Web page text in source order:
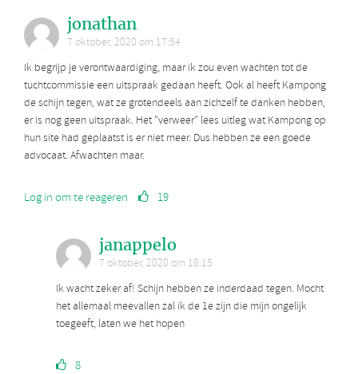
jonathan
7 oktober, 2020 om 17:54
Ik begrijp je verontwaardiging, maar ik zou even wachten tot de
tuchtcommissie een uitspraak gedaan heeft. Ook al heeft Kampong
de schijn tegen, wat ze grotendeels aan zichzelf te danken hebben,
er is nog geen uitspraak. Het "verweer" lees uitleg wat Kampong op
hun site had geplaatst is er niet meer. Dus hebben ze een goede
advocaat. Afwachten maar.
Log in om te reageren 19
janappelo
7 oktober, 2020 om 18:15
Ik wacht zeker af! Schijn hebben ze inderdaad tegen. Mocht
het allemaal meevallen zal ik de 1e zijn die mijn ongelijk
toegeeft, laten we het hopen
8